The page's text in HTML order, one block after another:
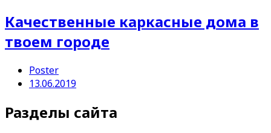
Качественные каркасные дома в
твоем городе
Poster
13.06.2019
Разделы сайта